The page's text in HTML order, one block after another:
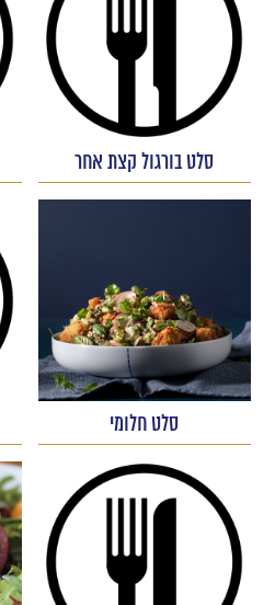
סלט בורגול קצת אחר
סלט חלומי